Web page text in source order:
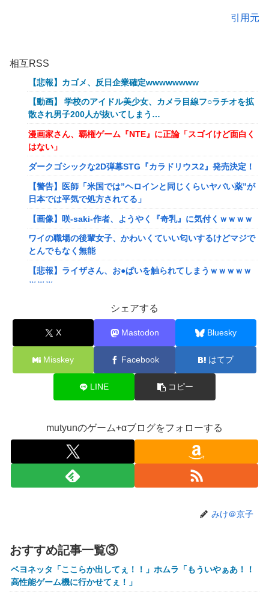
引用元
相互RSS
【悲報】カゴメ、反日企業確定wwwwwwww
【動画】 学校のアイドル美少女、カメラ目線フ○ラチオを拡
散され男子200人が抜いてしまう…
漫画家さん、覇権ゲーム『NTE』に正論「スゴイけど面白く
はない」
ダークゴシックな2D弾幕STG『カラドリウス2』発売決定！
【警告】医師「米国では”ヘロインと同じくらいヤバい薬”が
日本では平気で処方されてる」
【画像】咲-saki-作者、ようやく『奇乳』に気付くｗｗｗｗ
ワイの職場の後輩女子、かわいくていい匂いするけどマジで
とんでもなく無能
【悲報】ライザさん、お●ぱいを触られてしまうｗｗｗｗｗ
ｗｗｗ
【悲報】Z世代「求刑7年のジャンポケ斎藤は口封じに被害
者殺した方が量刑軽かっただろ」←1万いいね
ぐらんぶる原作最新話、ヤバすぎる
【悲報】ショートスリーパー堀さん、対面で高須幹弥にブチ
【画像】閉店間際の回転ずし、ネタの量がバグってると話題
にｗｗｗｗｗ
の謎が解けるWWW
ワイ、「着衣おっばい」でしか抜けない体質になってしまう
ｗｗｗｗｗ
【VTuber】RK Music、公式サイトをリニューアル！『こう
【にじさんじ】七瀬、動物園でアシカに水をかけられビショ
【ホロライブ】ニコ、引っ越し先に洗濯機置き場がない
【艦これ】そもそも深海ってなんか悪いことしたの
【艦これ】けーかいじん 他
シェアする
X Mastodon Bluesky
Misskey Facebook はてブ
LINE コピー
mutyunのゲーム+αブログをフォローする
みけ＠京子
おすすめ記事一覧③
ベヨネッタ「ここらか出してぇ！！」ホムラ「もういやぁあ！！
高性能ゲーム機に行かせてぇ！」